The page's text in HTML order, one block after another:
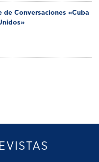
de Conversaciones «Cuba